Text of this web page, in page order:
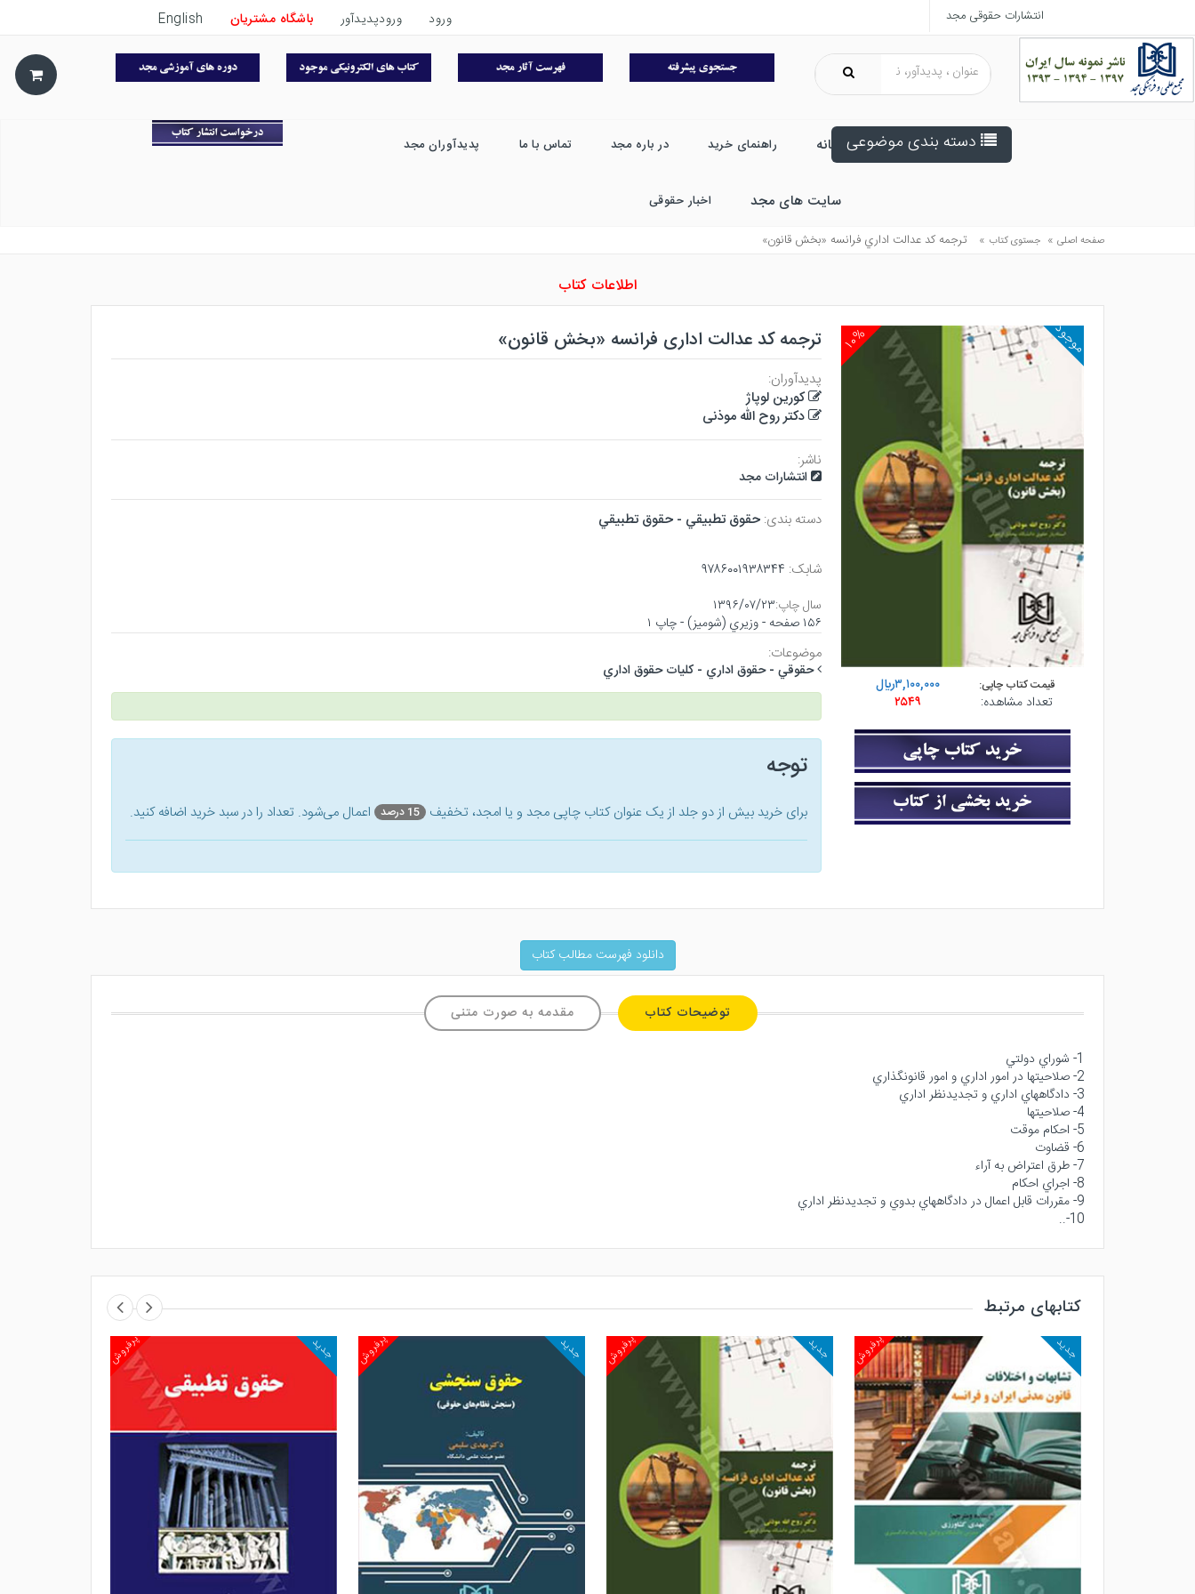
انتشارات حقوقی مجد ورود ورودپدیدآور باشگاه مشتریان English
دسته بندی موضوعی خانه راهنمای خرید در باره مجد تماس با ما پدیدآوران مجد
سایت های مجد اخبار حقوقی
صفحه اصلی » جستوی کتاب » ترجمه كد عدالت اداري فرانسه «بخش قانون»
اطلاعات کتاب
۱۰% موجود
قیمت کتاب چاپی:
۳,۱۰۰,۰۰۰ريال
تعداد مشاهده:
۲۵۴۹
ترجمه کد عدالت اداری فرانسه «بخش قانون»
پدیدآوران:
کورین لوپاژ
دکتر روح الله موذنی
ناشر:
انتشارات مجد
دسته بندی:حقوق تطبيقي - حقوق تطبيقي
شابک: ۹۷۸۶۰۰۱۹۳۸۳۴۴
سال چاپ:۱۳۹۶/۰۷/۲۳
۱۵۶ صفحه - وزيري (شوميز) - چاپ ۱
موضوعات:
حقوقي - حقوق اداري - كليات حقوق اداري
توجه
برای خرید بیش از دو جلد از یک عنوان کتاب‌ چاپی مجد و یا امجد، تخفیف 15 درصد اعمال می‌شود. تعداد را در سبد خرید اضافه کنید.
دانلود فهرست مطالب کتاب
توضیحات کتاب مقدمه به صورت متنی
1- شوراي دولتي
2- صلاحيتها در امور اداري و امور قانونگذاري
3- دادگاههاي اداري و تجديدنظر اداري
4- صلاحيتها
5- احكام موقت
6- قضاوت
7- طرق اعتراض به آراء
8- اجراي احكام
9- مقررات قابل اعمال در دادگاههاي بدوي و تجديدنظر اداري
10-..
کتابهای مرتبط
پرفروش جدید پرفروش جدید پرفروش جدید پرفروش جدید